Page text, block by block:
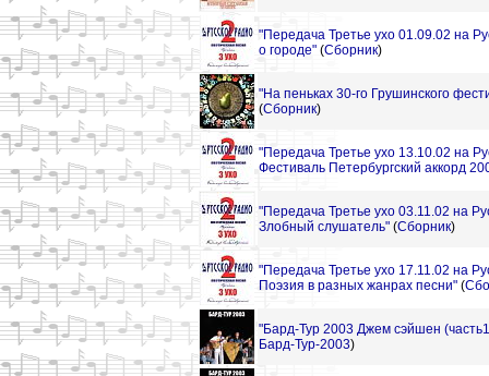
"Передача Третье ухо 01.09.02 на
о городе" (Сборник)
"На пеньках 30-го Грушинского
(Сборник)
"Передача Третье ухо 13.10.02 на
Фестиваль Петербургский аккорд
"Передача Третье ухо 03.11.02 на
Злобный слушатель" (Сборник)
"Передача Третье ухо 17.11.02 на
Поэзия в разных жанрах песни" (
"Бард-Тур 2003 Джем сэйшен
Бард-Тур-2003)